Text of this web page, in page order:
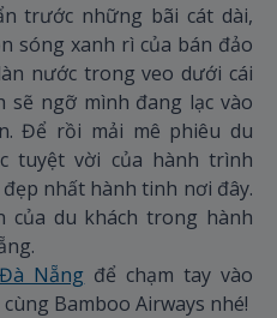
trước những bãi cát dài,
sóng xanh rì của bán đảo
nước trong veo dưới cái
sẽ ngỡ mình đang lạc vào
Để rồi mải mê phiêu du
tuyệt vời của hành trình
nhất hành tinh nơi đây.
của du khách trong hành
Nẵng để chạm tay vào
Bamboo Airways nhé!